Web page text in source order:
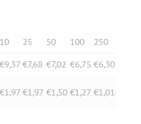
10 25 50 100 250
€9,37 €7,68 €7,02 €6,75 €6,30
€1,97 €1,97 €1,50 €1,27 €1,01